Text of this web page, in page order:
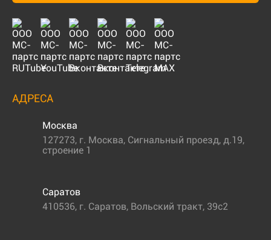
АДРЕСА
Москва
127273, г. Москва, Сигнальный проезд, д.19,
строение 1
Саратов
410536, г. Саратов, Вольский тракт, 39с2